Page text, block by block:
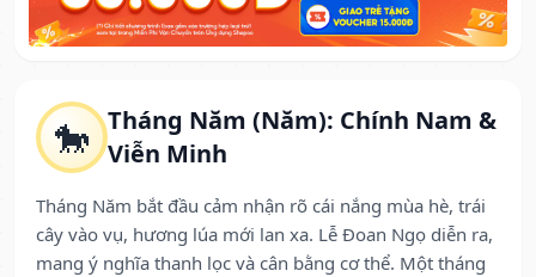
🐎 Tháng Năm (Năm): Chính Nam &
Viễn Minh
Tháng Năm bắt đầu cảm nhận rõ cái nắng mùa hè, trái
cây vào vụ, hương lúa mới lan xa. Lễ Đoan Ngọ diễn ra,
mang ý nghĩa thanh lọc và cân bằng cơ thể. Một tháng